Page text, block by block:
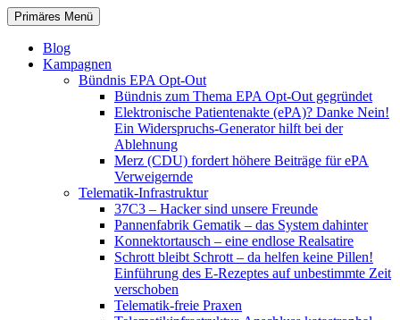
Zum
Inhalt
springen
patientenrechte-datenschutz.de
Suchen
Primäres Menü
Blog
Kampagnen
Bündnis EPA Opt-Out
Bündnis zum Thema EPA Opt-Out gegründet
Elektronische Patientenakte (ePA)? Danke Nein!
Ein Widerspruchs-Generator hilft bei der
Ablehnung
Merz (CDU) fordert höhere Beiträge für ePA
Verweigernde
Telematik-Infrastruktur
37C3 – Hacker sind unsere Freunde
Pannenfabrik Gematik – das System dahinter
Konnektortausch – eine endlose Realsatire
Schrott bleibt Schrott – da helfen keine Pillen!
Einführung des E-Rezeptes auf unbestimmte Zeit
verschoben
Telematik-freie Praxen